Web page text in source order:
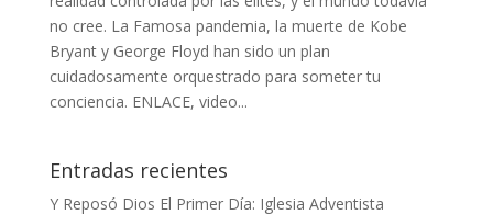
no cree. La Famosa pandemia, la muerte de Kobe
Bryant y George Floyd han sido un plan
cuidadosamente orquestrado para someter tu
conciencia. ENLACE, video...
Entradas recientes
Y Reposó Dios El Primer Día: Iglesia Adventista